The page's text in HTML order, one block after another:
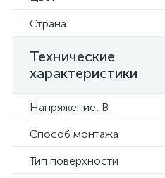
Страна
Технические
характеристики
Напряжение, В
Способ монтажа
Тип поверхности